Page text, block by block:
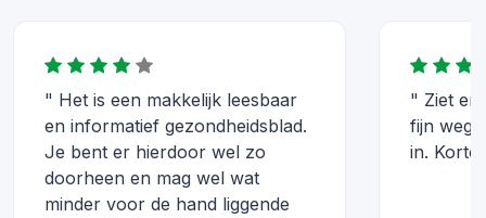
" Het is een makkelijk leesbaar
en informatief gezondheidsblad.
Je bent er hierdoor wel zo
doorheen en mag wel wat
minder voor de hand liggende
" Ziet er
fijn weg.
in.